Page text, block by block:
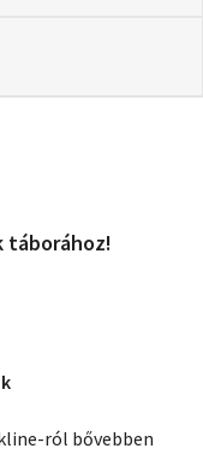
táborához!
ról bővebben